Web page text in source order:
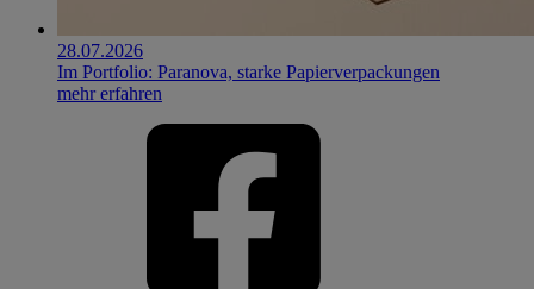
28.07.2026
Im Portfolio: Paranova, starke Papierverpackungen
mehr erfahren